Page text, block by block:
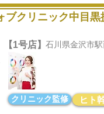
クリニック中目黒
石川県金沢市
【1号店】
クリニック監修 ヒト